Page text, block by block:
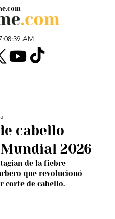
AM
cabello
2026
de la fiebre
que revolucionó
corte de cabello.